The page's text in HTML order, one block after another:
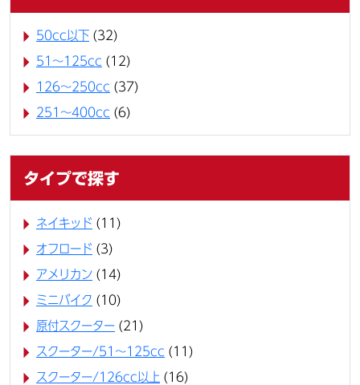
50cc以下 (32)
51～125cc (12)
126～250cc (37)
251～400cc (6)
タイプで探す
ネイキッド (11)
オフロード (3)
アメリカン (14)
ミニバイク (10)
原付スクーター (21)
スクーター/51～125cc (11)
スクーター/126cc以上 (16)